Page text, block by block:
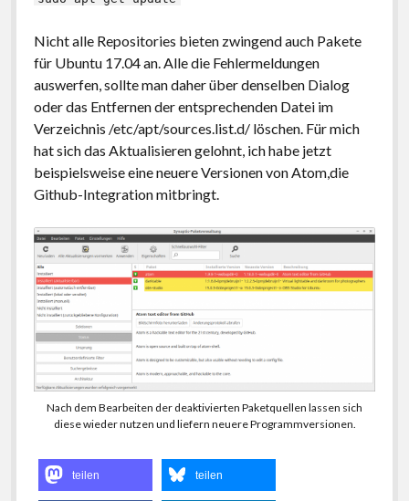
Nicht alle Repositories bieten zwingend auch Pakete
für Ubuntu 17.04 an. Alle die Fehlermeldungen
auswerfen, sollte man daher über denselben Dialog
oder das Entfernen der entsprechenden Datei im
Verzeichnis /etc/apt/sources.list.d/ löschen. Für mich
hat sich das Aktualisieren gelohnt, ich habe jetzt
beispielsweise eine neuere Versionen von Atom,die
Github-Integration mitbringt.
Nach dem Bearbeiten der deaktivierten Paketquellen lassen sich
diese wieder nutzen und liefern neuere Programmversionen.
teilen teilen